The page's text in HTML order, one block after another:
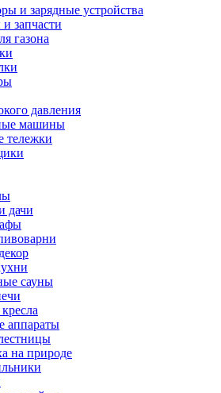
и зарядные устройства
запчасти
газона
давления
машины
тележки
дачи
сауны
аппараты
на природе